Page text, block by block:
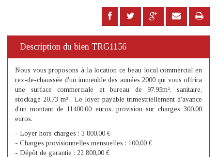
Description du bien TRG1156
Nous vous proposons à la location ce beau local commercial en
rez-de-chaussée d'un immeuble des années 2000 qui vous offrira
une surface commerciale et bureau de 97.95m², sanitaire,
stockage 20.73 m² . Le loyer payable trimestriellement d'avance
d'un montant de 11400.00 euros, provision sur charges 300.00
euros.
- Loyer hors charges : 3 800,00 €
- Charges provisionnelles mensuelles : 100,00 €
- Dépôt de garantie : 22 800,00 €